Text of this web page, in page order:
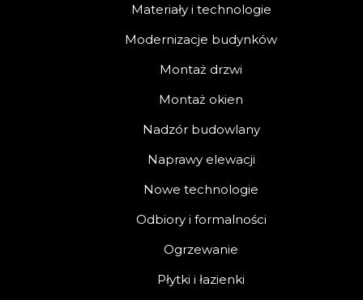
Materiały i technologie
Modernizacje budynków
Montaż drzwi
Montaż okien
Nadzór budowlany
Naprawy elewacji
Nowe technologie
Odbiory i formalności
Ogrzewanie
Płytki i łazienki